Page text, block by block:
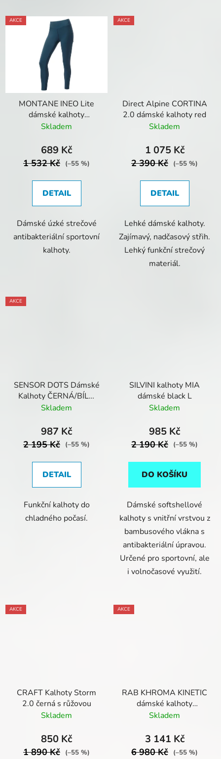
AKCE
MONTANE INEO Lite
dámské kalhoty
Narwhal blue
Skladem
689 Kč
1 532 Kč (–55 %)
DETAIL
Dámské úzké strečové
antibakteriální sportovní
kalhoty.
AKCE
Direct Alpine CORTINA
2.0 dámské kalhoty red
Skladem
1 075 Kč
2 390 Kč (–55 %)
DETAIL
Lehké dámské kalhoty.
Zajímavý, nadčasový střih.
Lehký funkční strečový
materiál.
AKCE
SENSOR DOTS Dámské
Kalhoty ČERNÁ/BÍLÁ
jemná
Skladem
987 Kč
2 195 Kč (–55 %)
DETAIL
Funkční kalhoty do
chladného počasí.
SILVINI kalhoty MIA
dámské black L
Skladem
985 Kč
2 190 Kč (–55 %)
DO KOŠÍKU
Dámské softshellové
kalhoty s vnitřní vrstvou z
bambusového vlákna s
antibakteriální úpravou.
Určené pro sportovní, ale
i volnočasové využití.
AKCE
CRAFT Kalhoty Storm
2.0 černá s růžovou
Skladem
850 Kč
1 890 Kč (–55 %)
AKCE
RAB KHROMA KINETIC
dámské kalhoty
Oxblood red
Skladem
3 141 Kč
6 980 Kč (–55 %)